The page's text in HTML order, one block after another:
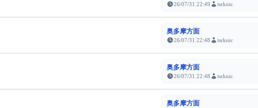
26/07/31 22:49 tsrknic
奥多摩方面
26/07/31 22:48 tsrknic
奥多摩方面
26/07/31 22:48 tsrknic
奥多摩方面